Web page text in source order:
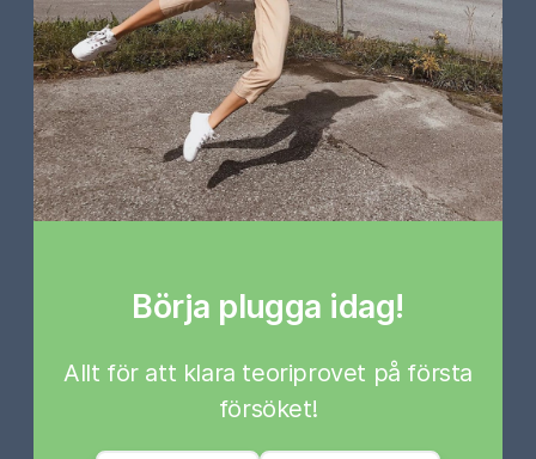
Börja plugga idag!
Allt för att klara teoriprovet på första
försöket!